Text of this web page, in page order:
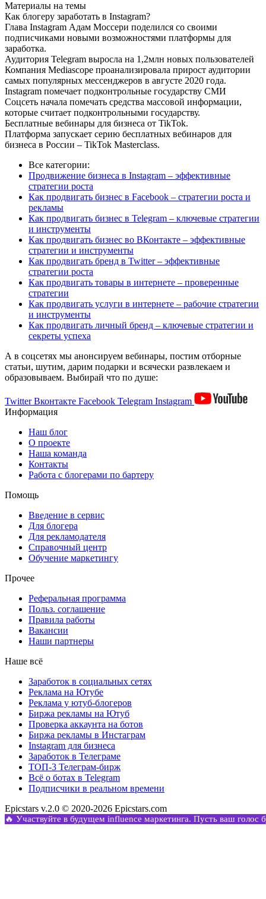
Материалы на темы
Как блогеру заработать в Instagram?
Глава Instagram Адам Моссери поделился со своими
подписчиками новыми возможностями платформы для
заработка.
Аудитория Telegram выросла на 1,2млн новых пользователей
Компания Mediascope проанализировала прирост аудитории
самых популярных мессенджеров в августе 2020 года.
Instagram помечает подконтрольные государству СМИ
Соцсеть начала помечать средства массовой информации,
которые считает подконтрольными государству.
Бесплатные вебинары для бизнеса от TikTok.
Платформа запускает серию бесплатных вебинаров для
бизнеса в России – TikTok Masterclass.
Все категории:
Продвижение бизнеса в Instagram – эффективные
стратегии роста
Как продвигать бизнес в Facebook – стратегии роста и
рекламы
Как продвигать бизнес в Telegram – ключевые стратегии
и инструменты
Как продвигать бизнес во ВКонтакте – эффективные
стратегии и инструменты
Как продвигать бренд в Twitter – эффективные
стратегии роста
Как продвигать товары в интернете – проверенные
стратегии
Как продвигать услуги в интернете – рабочие стратегии
и инструменты
Как продвигать личный бренд – ключевые стратегии и
секреты успеха
А в соцсетях мы анонсируем вебинары, постим отборные
статьи, шутим, дарим подарки и всячески развлекаем и
образовываем. Выбирай что по душе:
TwitterВконтакте Facebook Telegram Instagram
Информация
Наш блог
О проекте
Наша команда
Контакты
Работа с блогерами по бартеру
Помощь
Введение в сервис
Для блогера
Для рекламодателя
Справочный центр
Обучение маркетингу
Прочее
Реферальная программа
Польз. соглашение
Правила работы
Вакансии
Наши партнеры
Наше всё
Заработок в социальных сетях
Реклама на Ютубе
Реклама у ютуб-блогеров
Биржа рекламы на Ютуб
Проверка аккаунта на ботов
Биржа рекламы в Инстаграм
Instagram для бизнеса
Заработок в Телеграме
ТОП-3 Телеграм-бирж
Всё о ботах в Telegram
Подписчики в реальном времени
Epicstars v.2.0 © 2020-2026 Epicstars.com
🔥 Участвуйте в будущем influence маркетинга. Пусть ваш голос